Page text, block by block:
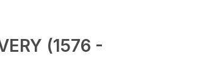
(1576 -